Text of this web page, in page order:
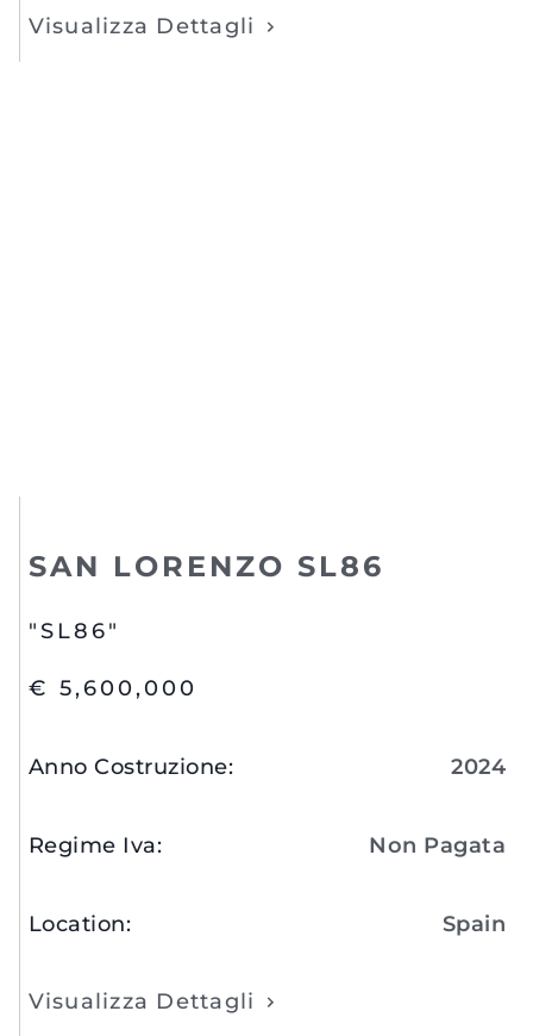
Visualizza Dettagli
SAN LORENZO SL86
"SL86"
€ 5,600,000
Anno Costruzione: 2024
Regime Iva: Non Pagata
Location: Spain
Visualizza Dettagli